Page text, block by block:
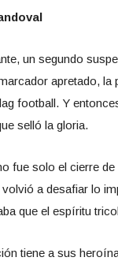
un segundo
apretado,
football. Y
selló la gloria.
fue solo el cierre
a desafiar lo
que el espíritu
tiene a sus